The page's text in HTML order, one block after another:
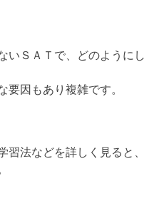
いＳＡＴで、どのようにし
要因もあり複雑です。
習法などを詳しく見ると、